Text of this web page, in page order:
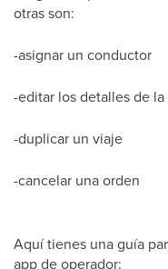
otras son:
-asignar un conductor
-editar los detalles de
-duplicar un viaje
-cancelar una orden
Aquí tienes una guía
app de operador: